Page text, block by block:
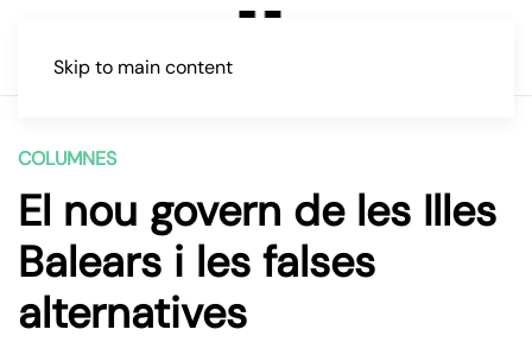
Skip to main content
COLUMNES
El nou govern de les Illes
Balears i les falses
alternatives